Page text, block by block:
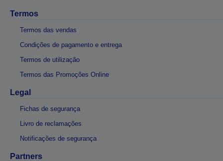
Termos
Termos das vendas
Condições de pagamento e entrega
Termos de utilização
Termos das Promoções Online
Legal
Fichas de segurança
Livro de reclamações
Notificações de segurança
Partners